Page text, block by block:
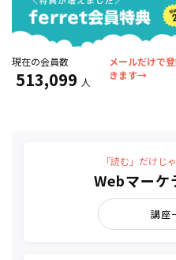
現在の会員数
513,099 人
メールだけで
きます→
「読む」だけじ
Webマーケ
講座